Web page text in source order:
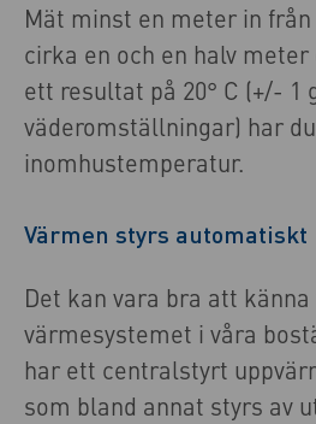
Mät minst en meter in
cirka en och en halv
ett resultat på 20° C (+/- 1
väderomställningar) har
inomhustemperatur.
Värmen styrs automatiskt
Det kan vara bra att
värmesystemet i våra
har ett centralstyrt
som bland annat styrs av